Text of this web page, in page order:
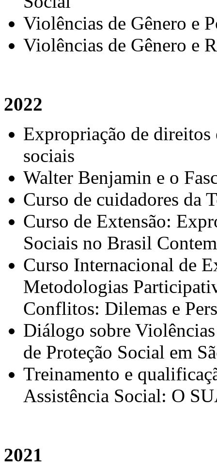
Violências de Gênero e
Violências de Gênero e
2022
Expropriação de
sociais
Walter Benjamin e o
Curso de cuidadores da
Curso de Extensão:
Sociais no Brasil
Curso Internacional de
Metodologias
Conflitos: Dilemas e
Diálogo sobre
de Proteção Social em
Treinamento e
Assistência Social: O
2021